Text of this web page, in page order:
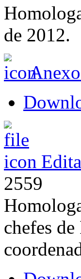
de 2012.
2559
chefes